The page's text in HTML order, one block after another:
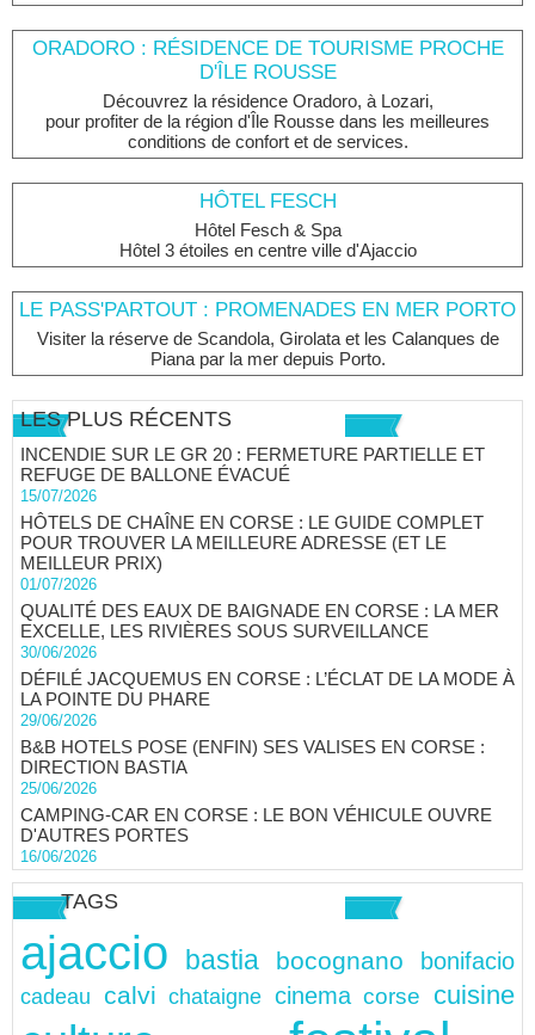
ORADORO : RÉSIDENCE DE TOURISME PROCHE
D'ÎLE ROUSSE
Découvrez la résidence Oradoro, à Lozari,
pour profiter de la région d'Île Rousse dans les meilleures
conditions de confort et de services.
HÔTEL FESCH
Hôtel Fesch & Spa
Hôtel 3 étoiles en centre ville d'Ajaccio
LE PASS'PARTOUT : PROMENADES EN MER PORTO
Visiter la réserve de Scandola, Girolata et les Calanques de
Piana par la mer depuis Porto.
LES PLUS RÉCENTS
INCENDIE SUR LE GR 20 : FERMETURE PARTIELLE ET
REFUGE DE BALLONE ÉVACUÉ
15/07/2026
HÔTELS DE CHAÎNE EN CORSE : LE GUIDE COMPLET
POUR TROUVER LA MEILLEURE ADRESSE (ET LE
MEILLEUR PRIX)
01/07/2026
QUALITÉ DES EAUX DE BAIGNADE EN CORSE : LA MER
EXCELLE, LES RIVIÈRES SOUS SURVEILLANCE
30/06/2026
DÉFILÉ JACQUEMUS EN CORSE : L’ÉCLAT DE LA MODE À
LA POINTE DU PHARE
29/06/2026
B&B HOTELS POSE (ENFIN) SES VALISES EN CORSE :
DIRECTION BASTIA
25/06/2026
CAMPING-CAR EN CORSE : LE BON VÉHICULE OUVRE
D'AUTRES PORTES
16/06/2026
TAGS
ajaccio bastia bocognano bonifacio
cadeau calvi chataigne cinema corse cuisine